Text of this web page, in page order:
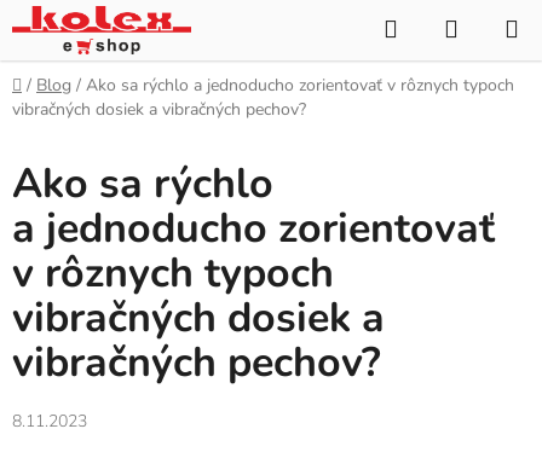
Prejsť
na
obsah
Hľadať
KOŠÍK
Domov
/ Blog / Ako sa rýchlo a jednoducho zorientovať v rôznych typoch
vibračných dosiek a vibračných pechov?
Ako sa rýchlo
a jednoducho zorientovať
v rôznych typoch
vibračných dosiek a
vibračných pechov?
8.11.2023